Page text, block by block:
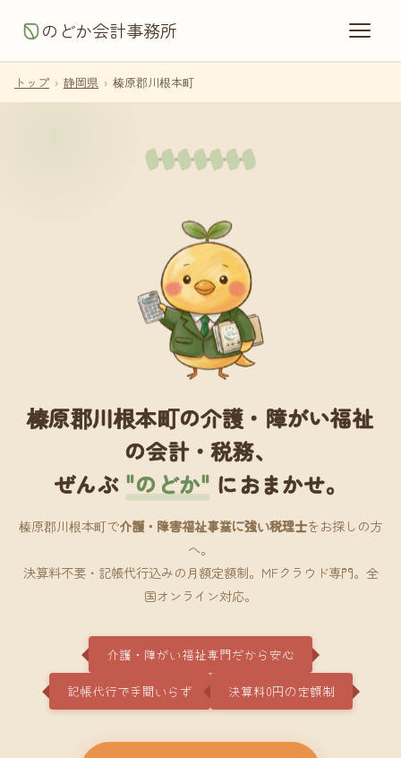
のどか会計事務所
トップ › 静岡県 › 榛原郡川根本町
榛原郡川根本町の介護・障がい福祉
の会計・税務、
ぜんぶ "のどか" におまかせ。
榛原郡川根本町で介護・障害福祉事業に強い税理士をお探しの方
へ。
決算料不要・記帳代行込みの月額定額制。MFクラウド専門。全
国オンライン対応。
介護・障がい福祉専門だから安心
記帳代行で手間いらず 決算料0円の定額制